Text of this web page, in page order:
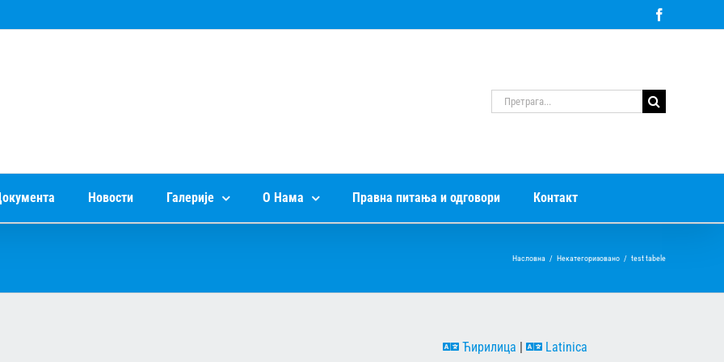
Претрага
за:
Новости Галерије О Нама Правна питања и одговори Контакт
Насловна / Некатегоризовано / test tabele
Ћирилица Latinica